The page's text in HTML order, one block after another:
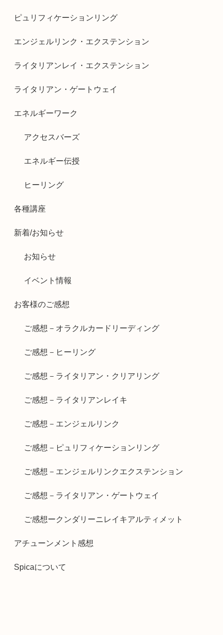
ピュリフィケーションリング
エンジェルリンク・エクステンション
ライタリアンレイ・エクステンション
ライタリアン・ゲートウェイ
エネルギーワーク
アクセスバーズ
エネルギー伝授
ヒーリング
各種講座
新着/お知らせ
お知らせ
イベント情報
お客様のご感想
ご感想－オラクルカードリーディング
ご感想－ヒーリング
ご感想－ライタリアン・クリアリング
ご感想－ライタリアンレイキ
ご感想－エンジェルリンク
ご感想－ピュリフィケーションリング
ご感想－エンジェルリンクエクステンション
ご感想－ライタリアン・ゲートウェイ
ご感想ークンダリーニレイキアルティメット
アチューンメント感想
Spicaについて